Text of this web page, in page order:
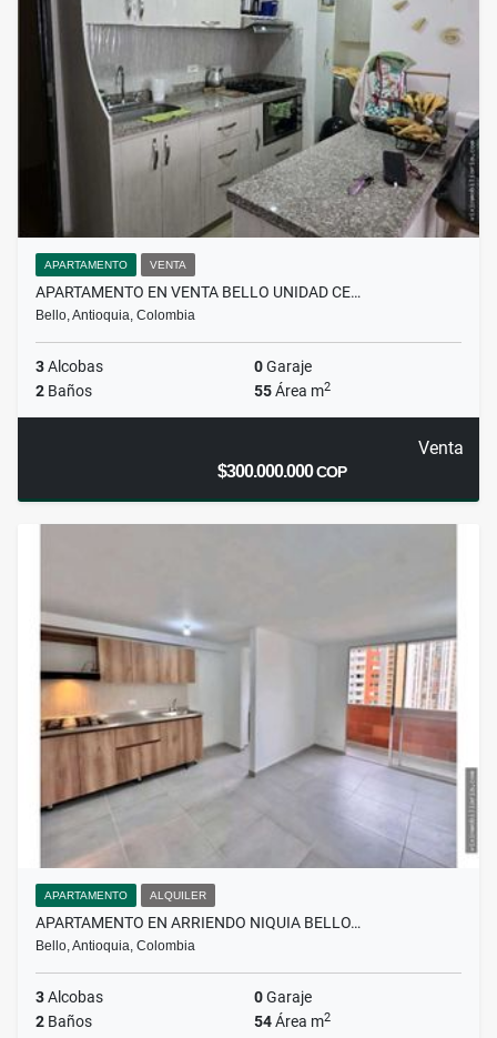
APARTAMENTO VENTA
APARTAMENTO EN VENTA BELLO UNIDAD CE…
Bello, Antioquia, Colombia
3Alcobas 0Garaje
2 Baños 55Área m2
Venta
$300.000.000COP
APARTAMENTO ALQUILER
APARTAMENTO EN ARRIENDO NIQUIA BELLO…
Bello, Antioquia, Colombia
3Alcobas 0Garaje
2 Baños 54Área m2